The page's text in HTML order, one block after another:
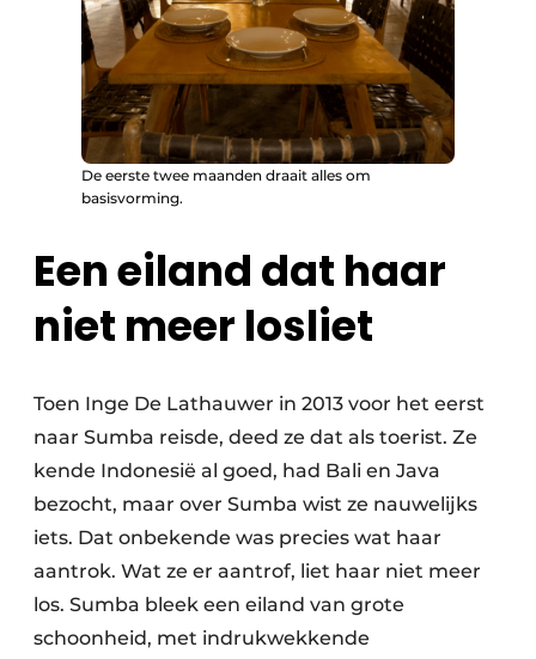
De eerste twee maanden draait alles om
basisvorming.
Een eiland dat haar
niet meer losliet
Toen Inge De Lathauwer in 2013 voor het eerst
naar Sumba reisde, deed ze dat als toerist. Ze
kende Indonesië al goed, had Bali en Java
bezocht, maar over Sumba wist ze nauwelijks
iets. Dat onbekende was precies wat haar
aantrok. Wat ze er aantrof, liet haar niet meer
los. Sumba bleek een eiland van grote
schoonheid, met indrukwekkende